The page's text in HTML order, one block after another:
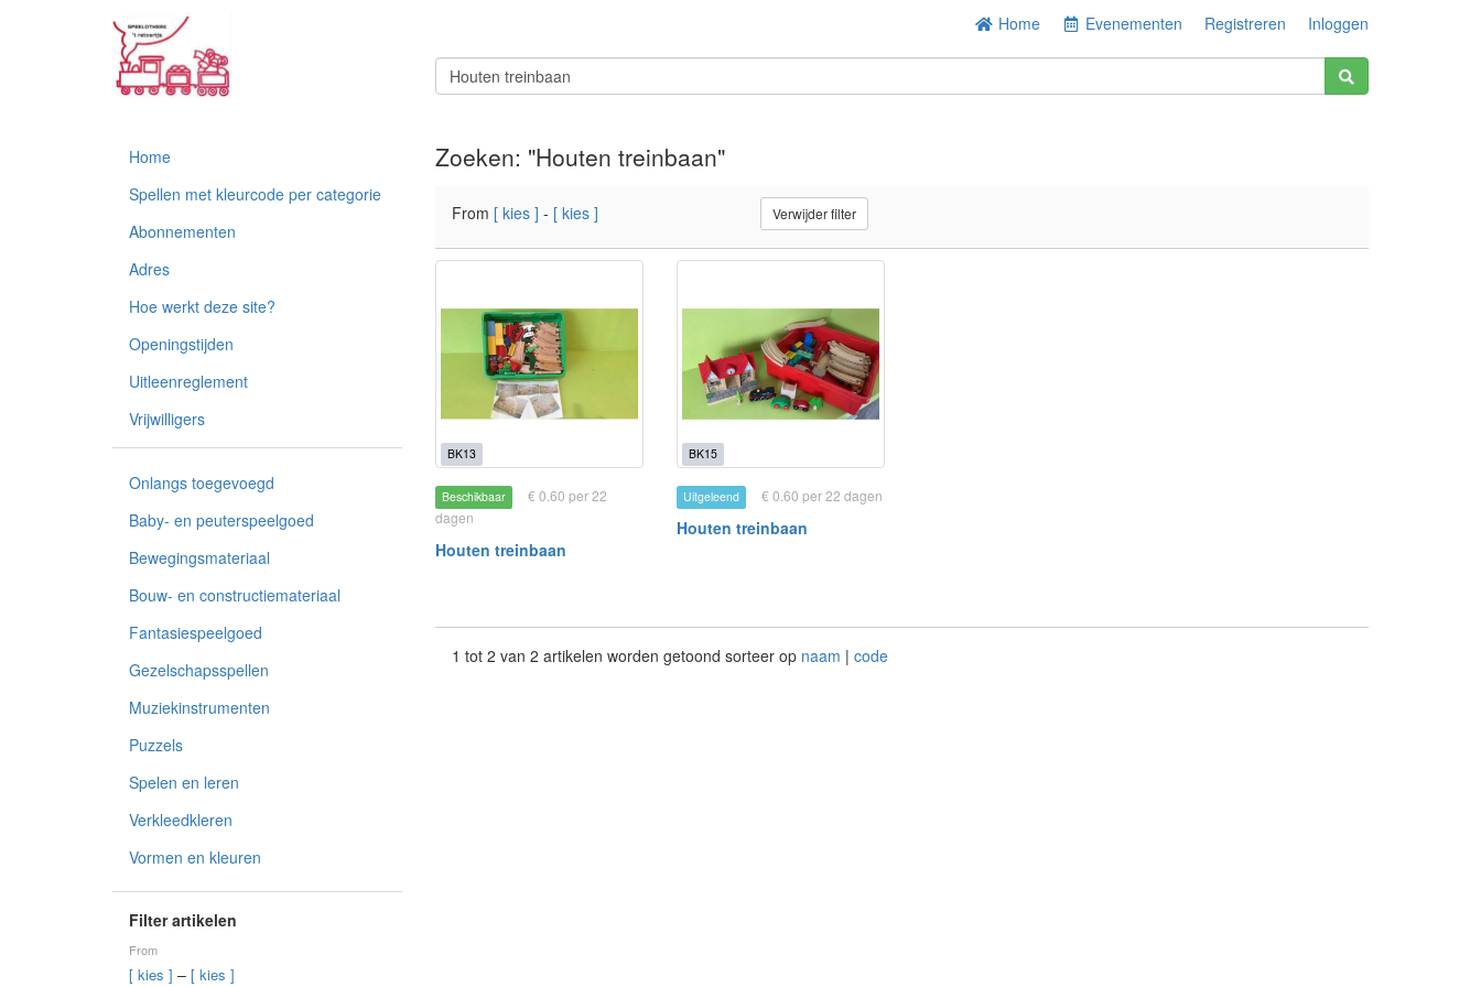
Home Evenementen Registreren Inloggen
Home
Spellen met kleurcode per categorie
Abonnementen
Adres
Hoe werkt deze site?
Openingstijden
Uitleenreglement
Vrijwilligers
Onlangs toegevoegd
Baby- en peuterspeelgoed
Bewegingsmateriaal
Bouw- en constructiemateriaal
Fantasiespeelgoed
Gezelschapsspellen
Muziekinstrumenten
Puzzels
Spelen en leren
Verkleedkleren
Vormen en kleuren
Filter artikelen
From
[ kies ] – [ kies ]
Zoeken: "Houten treinbaan"
From [ kies ] - [ kies ] Verwijder filter
BK13
Beschikbaar
€ 0.60 per 22
dagen
Houten treinbaan
BK15
Uitgeleend € 0.60 per 22 dagen
Houten treinbaan
1 tot 2 van 2 artikelen worden getoond sorteer op naam | code